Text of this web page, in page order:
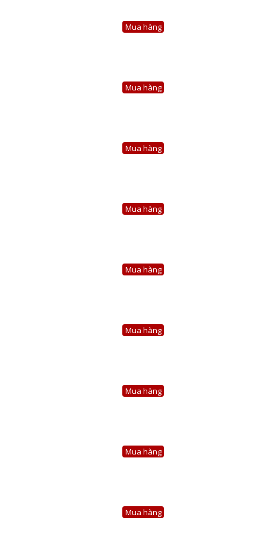
Mua hàng
Mua hàng
Mua hàng
Mua hàng
Mua hàng
Mua hàng
Mua hàng
Mua hàng
Mua hàng